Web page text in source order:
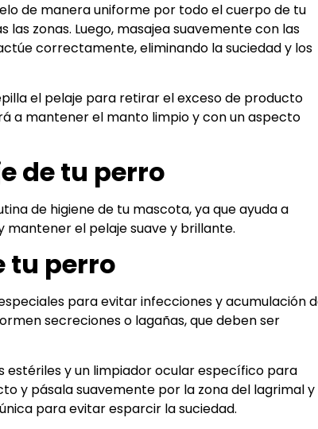
de manera uniforme por todo el cuerpo de tu
zonas. Luego, masajea suavemente con las
correctamente, eliminando la suciedad y los
el pelaje para retirar el exceso de producto
a mantener el manto limpio y con un aspecto
de tu perro
de higiene de tu mascota, ya que ayuda a
mantener el pelaje suave y brillante.
tu perro
para evitar infecciones y acumulación
secreciones o lagañas, que deben ser
y un limpiador ocular específico para
y pásala suavemente por la zona del lagrimal y
para evitar esparcir la suciedad.